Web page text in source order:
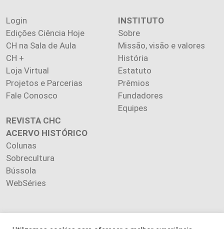
Login
Edições Ciência Hoje
CH na Sala de Aula
CH +
Loja Virtual
Projetos e Parcerias
Fale Conosco
INSTITUTO
Sobre
Missão, visão e valores
História
Estatuto
Prêmios
Fundadores
Equipes
REVISTA CHC
ACERVO HISTÓRICO
Colunas
Sobrecultura
Bússola
WebSéries